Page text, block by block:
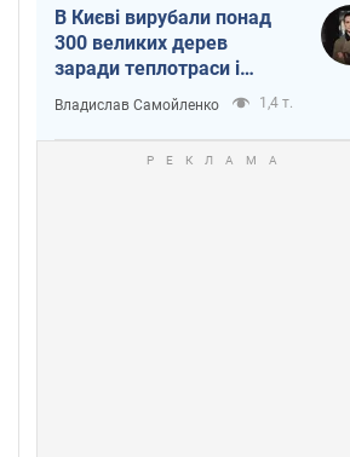
В Києві вирубали понад
300 великих дерев
заради теплотраси і
всупереч Генплану
Владислав Самойленко 1,4 т.